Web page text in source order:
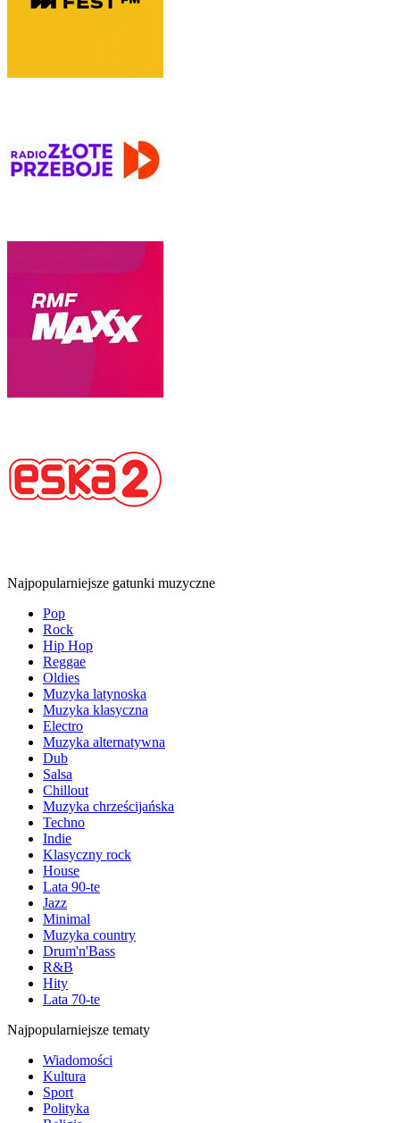
Najpopularniejsze gatunki muzyczne
Pop
Rock
Hip Hop
Reggae
Oldies
Muzyka latynoska
Muzyka klasyczna
Electro
Muzyka alternatywna
Dub
Salsa
Chillout
Muzyka chrześcijańska
Techno
Indie
Klasyczny rock
House
Lata 90-te
Jazz
Minimal
Muzyka country
Drum'n'Bass
R&B
Hity
Lata 70-te
Najpopularniejsze tematy
Wiadomości
Kultura
Sport
Polityka